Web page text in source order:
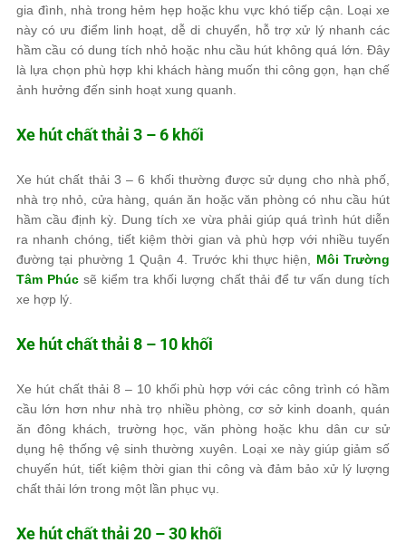
gia đình, nhà trong hẻm hẹp hoặc khu vực khó tiếp cận. Loại xe
này có ưu điểm linh hoạt, dễ di chuyển, hỗ trợ xử lý nhanh các
hầm cầu có dung tích nhỏ hoặc nhu cầu hút không quá lớn. Đây
là lựa chọn phù hợp khi khách hàng muốn thi công gọn, hạn chế
ảnh hưởng đến sinh hoạt xung quanh.
Xe hút chất thải 3 – 6 khối
Xe hút chất thải 3 – 6 khối thường được sử dụng cho nhà phố,
nhà trọ nhỏ, cửa hàng, quán ăn hoặc văn phòng có nhu cầu hút
hầm cầu định kỳ. Dung tích xe vừa phải giúp quá trình hút diễn
ra nhanh chóng, tiết kiệm thời gian và phù hợp với nhiều tuyến
đường tại phường 1 Quận 4. Trước khi thực hiện, Môi Trường
Tâm Phúc sẽ kiểm tra khối lượng chất thải để tư vấn dung tích
xe hợp lý.
Xe hút chất thải 8 – 10 khối
Xe hút chất thải 8 – 10 khối phù hợp với các công trình có hầm
cầu lớn hơn như nhà trọ nhiều phòng, cơ sở kinh doanh, quán
ăn đông khách, trường học, văn phòng hoặc khu dân cư sử
dụng hệ thống vệ sinh thường xuyên. Loại xe này giúp giảm số
chuyến hút, tiết kiệm thời gian thi công và đảm bảo xử lý lượng
chất thải lớn trong một lần phục vụ.
Xe hút chất thải 20 – 30 khối